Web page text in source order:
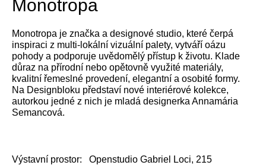
Monotropa
Monotropa je značka a designové studio, které čerpá
inspiraci z multi-lokální vizuální palety, vytváří oázu
pohody a podporuje uvědomělý přístup k životu. Klade
důraz na přírodní nebo opětovně využité materiály,
kvalitní řemeslné provedení, elegantní a osobité formy.
Na Designbloku představí nové interiérové kolekce,
autorkou jedné z nich je mladá designerka Annamária
Semancová.
Výstavní prostor: Openstudio Gabriel Loci, 215